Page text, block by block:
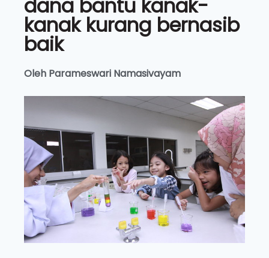
dana bantu kanak-
kanak kurang bernasib
baik
Oleh Parameswari Namasivayam